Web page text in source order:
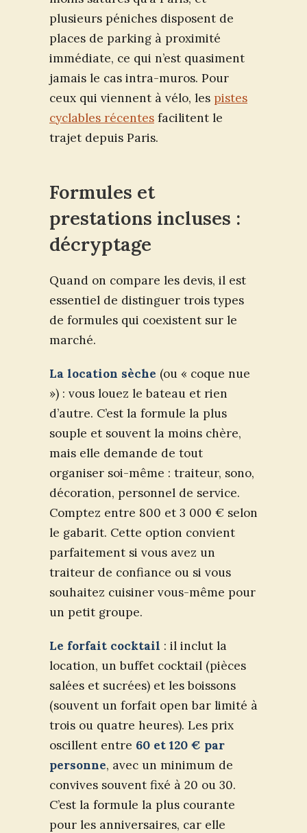
plusieurs péniches disposent de
places de parking à proximité
immédiate, ce qui n’est quasiment
jamais le cas intra-muros. Pour
ceux qui viennent à vélo, les pistes
cyclables récentes facilitent le
trajet depuis Paris.
Formules et
prestations incluses :
décryptage
Quand on compare les devis, il est
essentiel de distinguer trois types
de formules qui coexistent sur le
marché.
La location sèche (ou « coque nue
») : vous louez le bateau et rien
d’autre. C’est la formule la plus
souple et souvent la moins chère,
mais elle demande de tout
organiser soi-même : traiteur, sono,
décoration, personnel de service.
Comptez entre 800 et 3 000 € selon
le gabarit. Cette option convient
parfaitement si vous avez un
traiteur de confiance ou si vous
souhaitez cuisiner vous-même pour
un petit groupe.
Le forfait cocktail : il inclut la
location, un buffet cocktail (pièces
salées et sucrées) et les boissons
(souvent un forfait open bar limité à
trois ou quatre heures). Les prix
oscillent entre 60 et 120 € par
personne, avec un minimum de
convives souvent fixé à 20 ou 30.
C’est la formule la plus courante
pour les anniversaires, car elle